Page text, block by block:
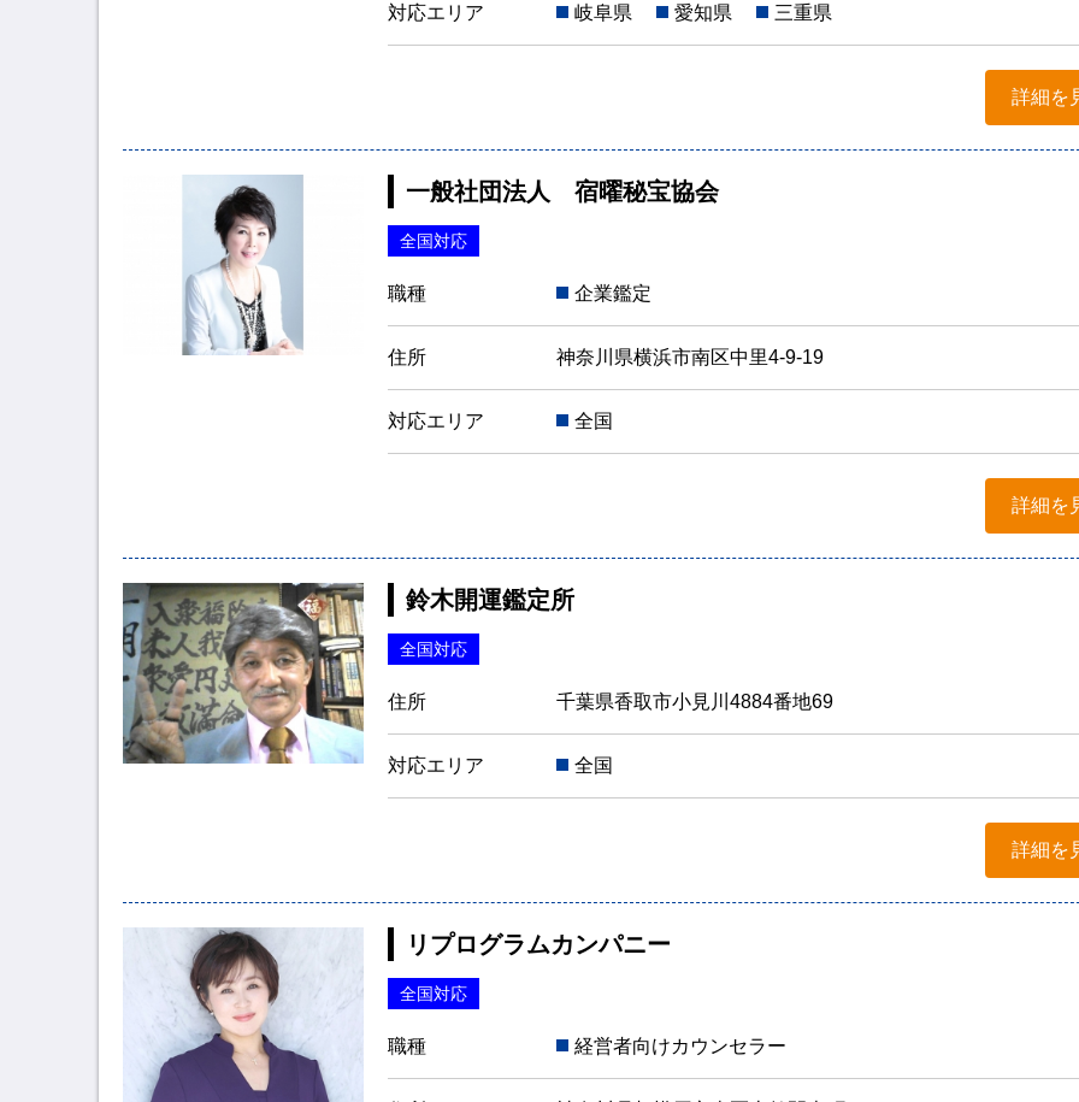
対応エリア 岐阜県 愛知県 三重県
詳細を
一般社団法人 宿曜秘宝協会
全国対応
職種 企業鑑定
住所 神奈川県横浜市南区中里4-9-19
対応エリア 全国
詳細を
鈴木開運鑑定所
全国対応
住所 千葉県香取市小見川4884番地69
対応エリア 全国
詳細を
リプログラムカンパニー
全国対応
職種 経営者向けカウンセラー